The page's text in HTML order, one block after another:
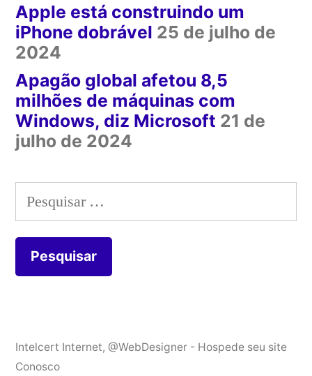
Apple está construindo um
iPhone dobrável 25 de julho de
2024
Apagão global afetou 8,5
milhões de máquinas com
Windows, diz Microsoft 21 de
julho de 2024
Pesquisar
por:
Intelcert Internet, @WebDesigner - Hospede seu site
Conosco